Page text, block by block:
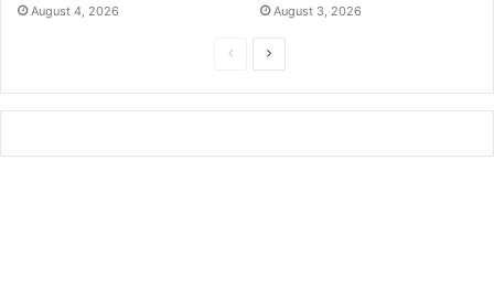
August 4, 2026 August 3, 2026
e
x